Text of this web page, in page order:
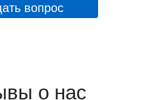
вопрос
о нас